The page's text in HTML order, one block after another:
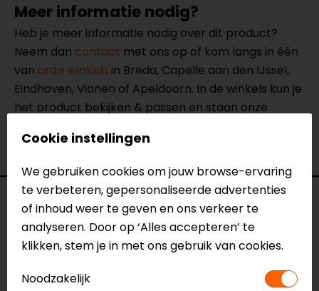
Meer informatie nodig?
Heb je meer informatie nodig over dit product?
Neem dan contact met ons op of kom langs in één
van onze winkels in Breda, Capelle aan den IJssel,
Eindhoven, Vianen of Apeldoorn. In de winkels kun je
het product bekijken & passen en staan onze
Bekijk onze anderemotor onderhoudsmiddelen.
Specificaties
Naam
Brakefluid DOT 4 500ml
74040
Merk
Putoline
Cookie instellingen
We gebruiken cookies om jouw browse-ervaring
te verbeteren, gepersonaliseerde advertenties
of inhoud weer te geven en ons verkeer te
analyseren. Door op ‘Alles accepteren’ te
klikken, stem je in met ons gebruik van cookies.
Noodzakelijk